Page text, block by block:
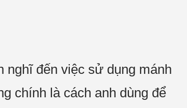
nghĩ đến việc sử dụng mánh
chính là cách anh dùng để